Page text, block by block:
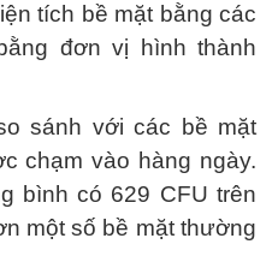
tích bề mặt bằng các
đơn vị hình thành
sánh với các bề mặt
chạm vào hàng ngày.
bình có 629 CFU trên
một số bề mặt thường